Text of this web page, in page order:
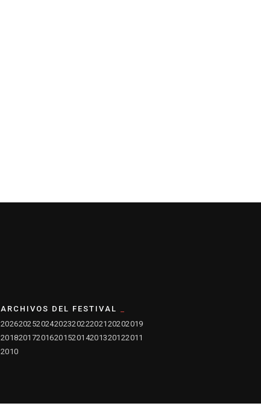
ARCHIVOS DEL FESTIVAL
202620252024202320222021 20202019
20182017201620152014201320122011
2010